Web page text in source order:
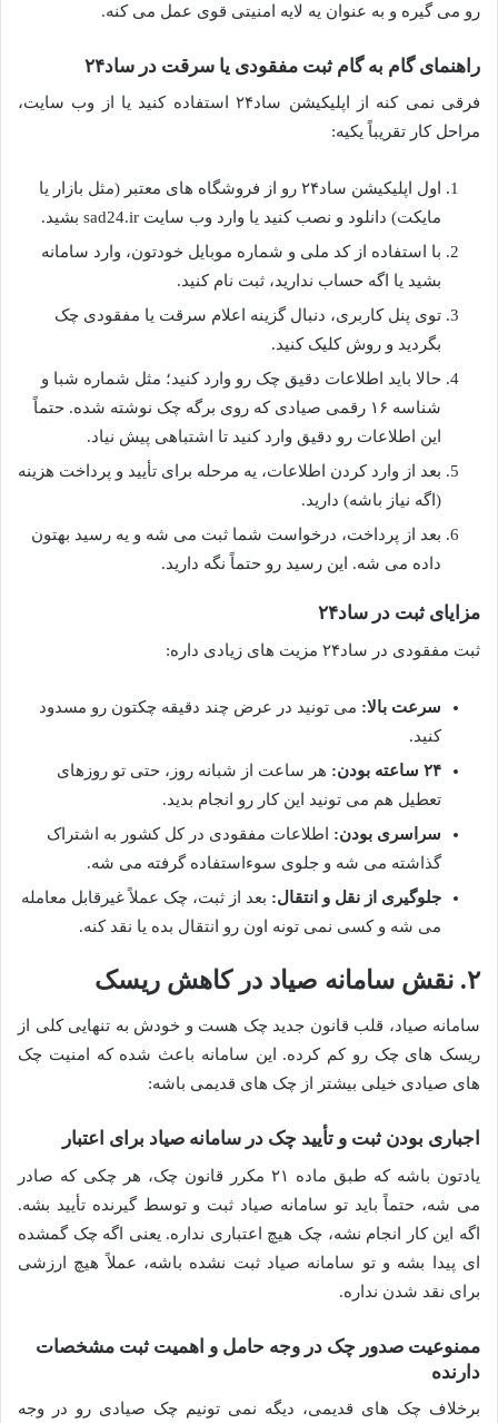
رو می گیره و به عنوان یه لایه امنیتی قوی عمل می کنه.
راهنمای گام به گام ثبت مفقودی یا سرقت در ساد۲۴
فرقی نمی کنه از اپلیکیشن ساد۲۴ استفاده کنید یا از وب سایت،
مراحل کار تقریباً یکیه:
اول اپلیکیشن ساد۲۴ رو از فروشگاه های معتبر (مثل بازار یا
مایکت) دانلود و نصب کنید یا وارد وب سایت sad24.ir بشید.
با استفاده از کد ملی و شماره موبایل خودتون، وارد سامانه
بشید یا اگه حساب ندارید، ثبت نام کنید.
توی پنل کاربری، دنبال گزینه اعلام سرقت یا مفقودی چک
بگردید و روش کلیک کنید.
حالا باید اطلاعات دقیق چک رو وارد کنید؛ مثل شماره شبا و
شناسه ۱۶ رقمی صیادی که روی برگه چک نوشته شده. حتماً
این اطلاعات رو دقیق وارد کنید تا اشتباهی پیش نیاد.
بعد از وارد کردن اطلاعات، یه مرحله برای تأیید و پرداخت هزینه
(اگه نیاز باشه) دارید.
بعد از پرداخت، درخواست شما ثبت می شه و یه رسید بهتون
داده می شه. این رسید رو حتماً نگه دارید.
مزایای ثبت در ساد۲۴
ثبت مفقودی در ساد۲۴ مزیت های زیادی داره:
سرعت بالا: می تونید در عرض چند دقیقه چکتون رو مسدود
کنید.
۲۴ ساعته بودن:
هر ساعت از شبانه روز، حتی تو روزهای
تعطیل هم می تونید این کار رو انجام بدید.
سراسری بودن: اطلاعات مفقودی در کل کشور به اشتراک
گذاشته می شه و جلوی سوءاستفاده گرفته می شه.
جلوگیری از نقل و انتقال: بعد از ثبت، چک عملاً غیرقابل معامله
می شه و کسی نمی تونه اون رو انتقال بده یا نقد کنه.
۲. نقش سامانه صیاد در کاهش ریسک
سامانه صیاد، قلب قانون جدید چک هست و خودش به تنهایی کلی از
ریسک های چک رو کم کرده. این سامانه باعث شده که امنیت چک
های صیادی خیلی بیشتر از چک های قدیمی باشه:
اجباری بودن ثبت و تأیید چک در سامانه صیاد برای اعتبار
یادتون باشه که طبق ماده ۲۱ مکرر قانون چک، هر چکی که صادر
می شه، حتماً باید تو سامانه صیاد ثبت و توسط گیرنده تأیید بشه.
اگه این کار انجام نشه، چک هیچ اعتباری نداره. یعنی اگه چک گمشده
ای پیدا بشه و تو سامانه صیاد ثبت نشده باشه، عملاً هیچ ارزشی
برای نقد شدن نداره.
ممنوعیت صدور چک در وجه حامل و اهمیت ثبت مشخصات
دارنده
برخلاف چک های قدیمی، دیگه نمی تونیم چک صیادی رو در وجه